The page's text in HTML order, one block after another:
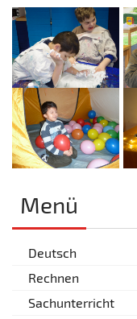
Menü
Deutsch
Rechnen
Sachunterricht